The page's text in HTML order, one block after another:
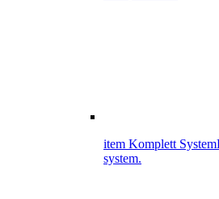
item Komplett System
system.